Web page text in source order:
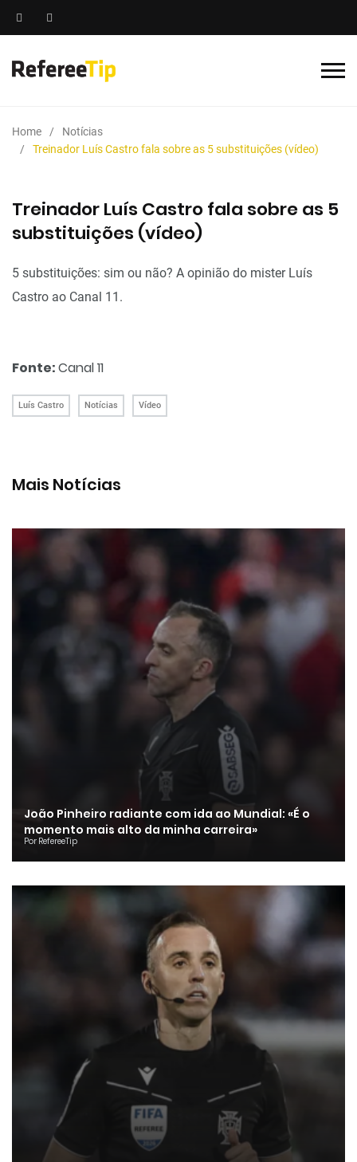
Home
Notícias
Treinador Luís Castro fala sobre as 5 substituições (vídeo)
Treinador Luís Castro fala sobre as 5
substituições (vídeo)
5 substituições: sim ou não? A opinião do mister Luís
Castro ao Canal 11.
Fonte:Canal 11
Luís Castro Notícias Vídeo
Mais Notícias
João Pinheiro radiante com ida ao Mundial: «É o
momento mais alto da minha carreira»
Por RefereeTip